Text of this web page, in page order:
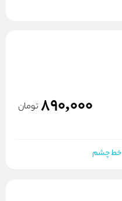
890,000 تومان
خط چشم